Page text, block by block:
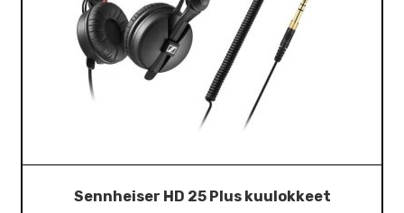
Sennheiser HD 25 Plus kuulokkeet